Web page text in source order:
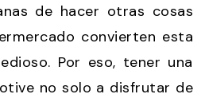
de hacer otras cosas
convierten esta
Por eso, tener una
no solo a disfrutar de